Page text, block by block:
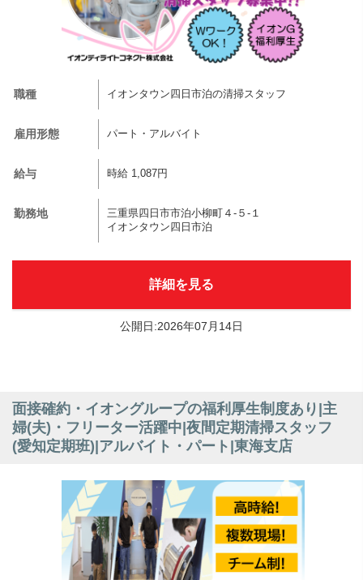
職種 イオンタウン四日市泊の清掃スタッフ
雇用形態 パート・アルバイト
給与 時給 1,087円
勤務地
三重県四日市市泊小柳町４-５-１
イオンタウン四日市泊
詳細を見る
公開日:2026年07月14日
面接確約・イオングループの福利厚生制度あり|主
婦(夫)・フリーター活躍中|夜間定期清掃スタッフ
(愛知定期班)|アルバイト・パート|東海支店